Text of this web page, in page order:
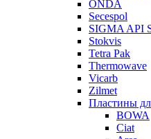
ONDA
Secespol
SIGMA API
Stokvis
Tetra Pak
Thermowave
Vicarb
Zilmet
Пластины
BOWA
Ciat